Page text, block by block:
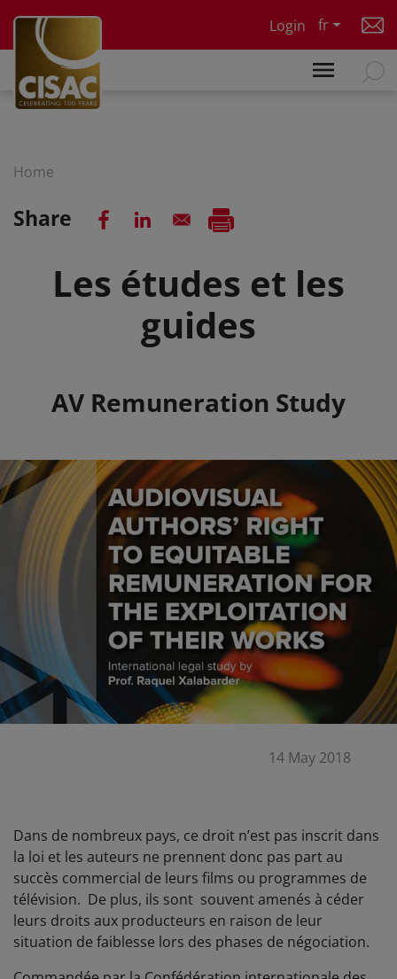
Login
fr
Home
Share
Les études et les
guides
Summary
AV Remuneration Study
14 May 2018
Dans de nombreux pays, ce droit n’est pas inscrit dans
la loi et les auteurs ne prennent donc pas part au
succès commercial de leurs films ou programmes de
télévision. De plus, ils sont souvent amenés à céder
leurs droits aux producteurs en raison de leur
situation de faiblesse lors des phases de négociation.